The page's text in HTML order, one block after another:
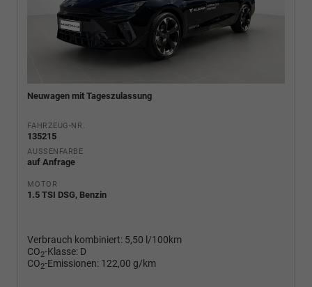
Neuwagen mit Tageszulassung
FAHRZEUG-NR.
135215
AUSSENFARBE
auf Anfrage
MOTOR
1.5 TSI DSG, Benzin
Verbrauch kombiniert: 5,50 l/100km
CO2-Klasse: D
CO2-Emissionen: 122,00 g/km